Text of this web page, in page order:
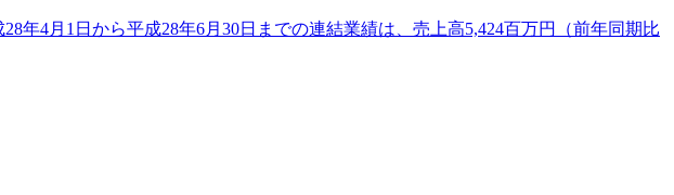
年4月1日から平成28年6月30日までの連結業績は、売上高5,424百万円（前年同期比